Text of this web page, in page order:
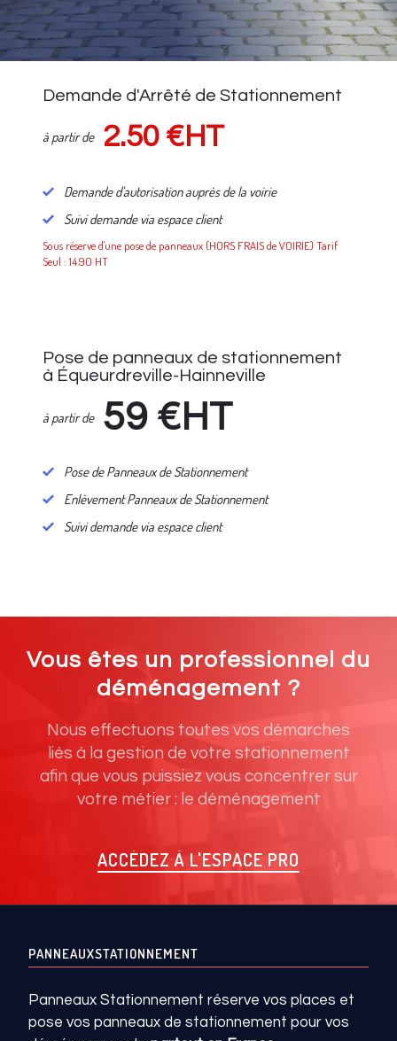
NOS TARIFS
Demande d'Arrêté de Stationnement
à partir de 2.50 €HT
Demande d'autorisation auprès de la voirie
Suivi demande via espace client
Sous réserve d'une pose de panneaux (HORS FRAIS de VOIRIE) Tarif
Seul : 14.90 HT
Pose de panneaux de stationnement
à Équeurdreville-Hainneville
à partir de 59 €HT
Pose de Panneaux de Stationnement
Enlèvement Panneaux de Stationnement
Suivi demande via espace client
Vous êtes un professionnel du
déménagement ?
Nous effectuons toutes vos démarches
liés à la gestion de votre stationnement
afin que vous puissiez vous concentrer sur
votre métier : le déménagement
ACCÉDEZ À L'ESPACE PRO
PANNEAUXSTATIONNEMENT
Panneaux Stationnement réserve vos places et
pose vos panneaux de stationnement pour vos